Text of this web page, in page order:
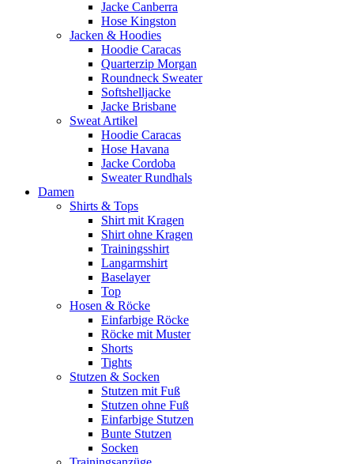
Jacke Canberra
Hose Kingston
Jacken & Hoodies
Hoodie Caracas
Quarterzip Morgan
Roundneck Sweater
Softshelljacke
Jacke Brisbane
Sweat Artikel
Hoodie Caracas
Hose Havana
Jacke Cordoba
Sweater Rundhals
Damen
Shirts & Tops
Shirt mit Kragen
Shirt ohne Kragen
Trainingsshirt
Langarmshirt
Baselayer
Top
Hosen & Röcke
Einfarbige Röcke
Röcke mit Muster
Shorts
Tights
Stutzen & Socken
Stutzen mit Fuß
Stutzen ohne Fuß
Einfarbige Stutzen
Bunte Stutzen
Socken